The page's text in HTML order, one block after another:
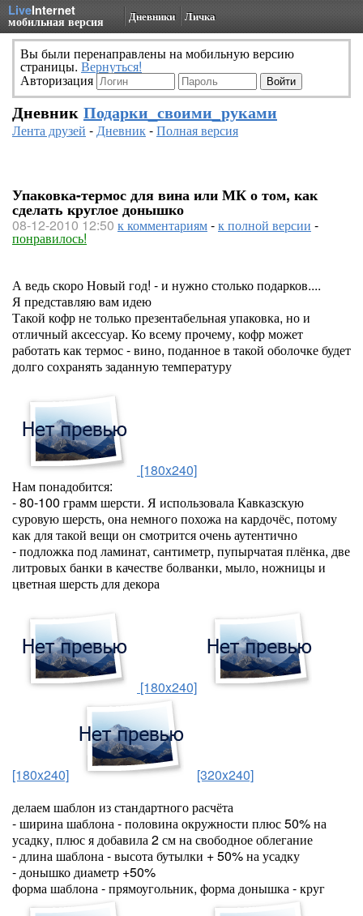
LiveInternet
мобильная версия Дневники Личка
Вы были перенаправлены на мобильную версию
страницы. Вернуться!
Авторизация
Дневник Подарки_своими_руками
Лента друзей -Дневник-Полная версия
Упаковка-термос для вина или МК о том, как
сделать круглое донышко
08-12-2010 12:50 к комментариям-к полной версии -
понравилось!
А ведь скоро Новый год! - и нужно столько подарков....
Я представляю вам идею
Такой кофр не только презентабельная упаковка, но и
отличный аксессуар. Ко всему прочему, кофр может
работать как термос - вино, поданное в такой оболочке будет
долго сохранять заданную температуру
[180x240]
Нам понадобится:
- 80-100 грамм шерсти. Я использовала Кавказскую
суровую шерсть, она немного похожа на кардочёс, потому
как для такой вещи он смотрится очень аутентично
- подложка под ламинат, сантиметр, пупырчатая плёнка, две
литровых банки в качестве болванки, мыло, ножницы и
цветная шерсть для декора
[180x240]
[180x240]
[320x240]
делаем шаблон из стандартного расчёта
- ширина шаблона - половина окружности плюс 50% на
усадку, плюс я добавила 2 см на свободное облегание
- длина шаблона - высота бутылки + 50% на усадку
- донышко диаметр +50%
форма шаблона - прямоугольник, форма донышка - круг